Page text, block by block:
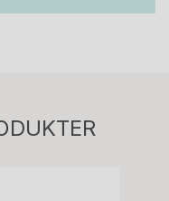
H05 5600 Swingback-armlene Mørk